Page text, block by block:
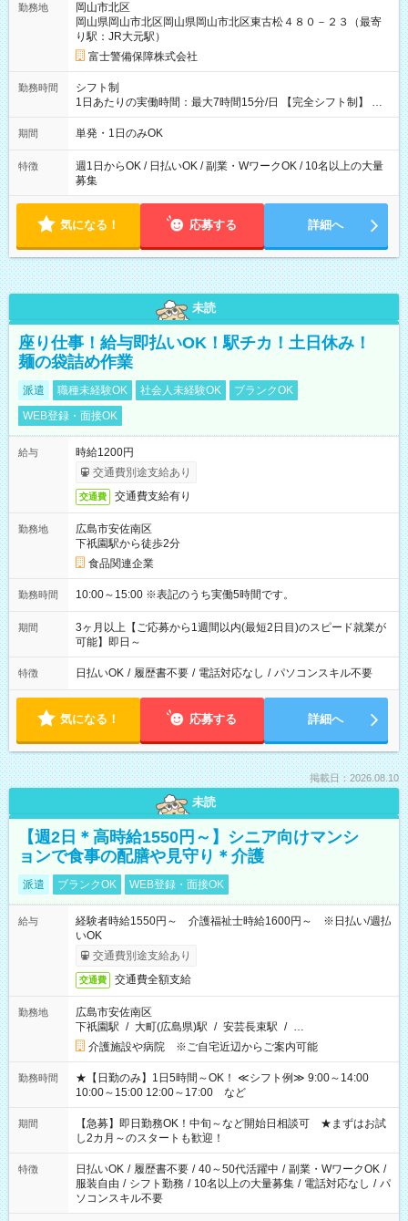
14,375円 (3)上記現場が日祝深夜の場合 17,250円 (4)上記勤務
者が現場までの運転者の場合17,250+200円＝17,450円 -----------
------------------------------- *最高日当額 17,450円* ---------------------
--------------------- より上位の資格取得やリーダー手当を取得する
と ”さらに”加算されます！ ※日当支給時振込手数料等は一切あ
勤務地
岡山市北区
岡山県岡山市北区岡山県岡山市北区東古松４８０－２３（最寄
り駅：JR大元駅）
富士警備保障株式会社
勤務時間
シフト制
1日あたりの実働時間：最大7時間15分/日 【完全シフト制】 例
(1) 8：00~17:00（休憩１h） 例(2) 13:00~16:00（早上がりでも
全額支給！） 例(3) 21:00~5:00（夜勤なら日当1.25倍！！）
期間 単発・1日のみOK
特徴
週1日からOK / 日払いOK / 副業・WワークOK / 10名以上の大量
募集
気になる！ 応募する 詳細へ
未読
座り仕事！給与即払いOK！駅チカ！土日休み！
麺の袋詰め作業
派遣 職種未経験OK 社会人未経験OK
ブランクOK
WEB登録・面接OK
給与
時給1200円
交通費別途支給あり
交通費 交通費支給有り
勤務地
広島市安佐南区
下祇園駅から徒歩2分
食品関連企業
勤務時間 10:00～15:00 ※表記のうち実働5時間です。
期間
3ヶ月以上【ご応募から1週間以内(最短2日目)のスピード就業が
可能】即日～
特徴 日払いOK / 履歴書不要 / 電話対応なし / パソコンスキル不要
気になる！ 応募する 詳細へ
掲載日：2026.08.10
未読
【週2日＊高時給1550円～】シニア向けマンシ
ョンで食事の配膳や見守り＊介護
派遣 ブランクOK WEB登録・面接OK
給与
経験者時給1550円～ 介護福祉士時給1600円～ ※日払い/週払
いOK
交通費別途支給あり
交通費 交通費全額支給
勤務地
広島市安佐南区
下祇園駅 / 大町(広島県)駅 / 安芸長束駅 / …
介護施設や病院 ※ご自宅近辺からご案内可能
勤務時間
★【日勤のみ】1日5時間～OK！ ≪シフト例≫ 9:00～14:00
10:00～15:00 12:00～17:00 など
期間
【急募】即日勤務OK！中旬～など開始日相談可 ★まずはお試
し2カ月～のスタートも歓迎！
特徴 日払いOK / 履歴書不要 / 40～50代活躍中 / 副業・WワークOK /
服装自由 / シフト勤務 / 10名以上の大量募集 / 電話対応なし / パ
ソコンスキル不要